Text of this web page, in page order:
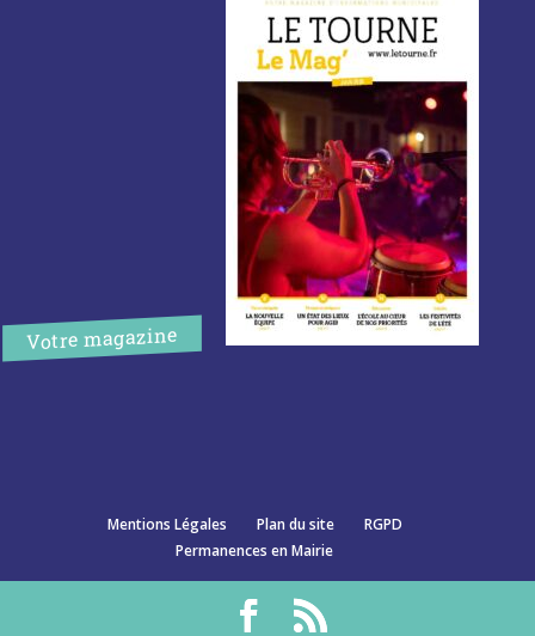
Votre magazine
Mentions Légales Plan du site
RGPD
Permanences en Mairie